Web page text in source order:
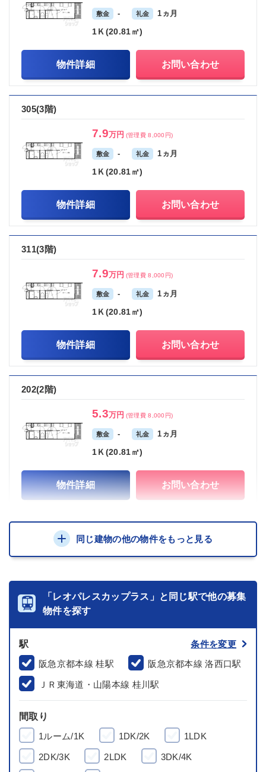
敷金 - 礼金 1ヵ月
1Ｋ(20.81㎡)
物件詳細 お問い合わせ
305(3階)
7.9万円 (管理費 8,000円)
敷金 - 礼金 1ヵ月
1Ｋ(20.81㎡)
物件詳細 お問い合わせ
311(3階)
7.9万円 (管理費 8,000円)
敷金 - 礼金 1ヵ月
1Ｋ(20.81㎡)
物件詳細 お問い合わせ
202(2階)
5.3万円 (管理費 8,000円)
敷金 - 礼金 1ヵ月
1Ｋ(20.81㎡)
物件詳細 お問い合わせ
同じ建物の他の物件をもっと見る
「レオパレスカップラス」と同じ駅で他の募集
物件を探す
駅
条件を変更
阪急京都本線 桂駅
阪急京都本線 洛西口駅
ＪＲ東海道・山陽本線 桂川駅
間取り
1ルーム/1K
1DK/2K 1LDK
2DK/3K 2LDK 3DK/4K